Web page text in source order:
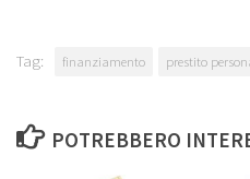
Tag: finanziamento prestito
POTREBBERO